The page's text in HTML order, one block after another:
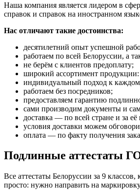
Наша компания является лидером в
справок и справок на иностранном
Нас отличают такие достоинства:
десятилетний опыт успешной
работаем по всей Белоруссии, а
не берём с клиентов предоплату;
широкий ассортимент
индивидуальный подход к
работаем без посредников;
предоставляем гарантию
сами производим документы и
доставка — по всей стране и за её
условия доставки можем
оплата — по факту получения
Подлинные аттестаты
Все аттестаты Белоруссии за 9
просто: нужно направить на